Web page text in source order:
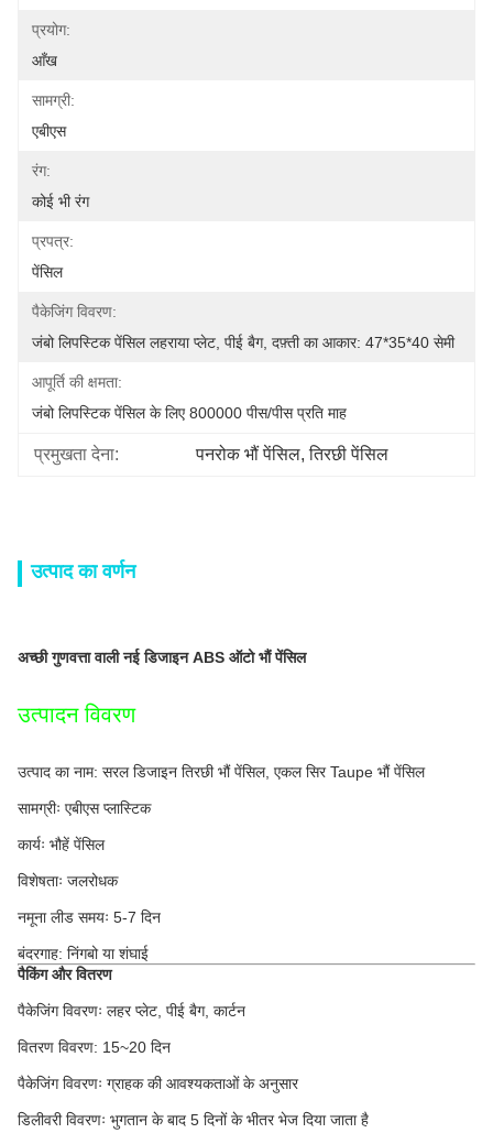
प्रयोग:
आँख
सामग्री:
एबीएस
रंग:
कोई भी रंग
प्रपत्र:
पेंसिल
पैकेजिंग विवरण:
जंबो लिपस्टिक पेंसिल लहराया प्लेट, पीई बैग, दफ़्ती का आकार: 47*35*40 सेमी
आपूर्ति की क्षमता:
जंबो लिपस्टिक पेंसिल के लिए 800000 पीस/पीस प्रति माह
प्रमुखता देना: पनरोक भौं पेंसिल, तिरछी पेंसिल
उत्पाद का वर्णन
अच्छी गुणवत्ता वाली नई डिजाइन ABS ऑटो भौं पेंसिल
उत्पादन विवरण
उत्पाद का नाम: सरल डिजाइन तिरछी भौं पेंसिल, एकल सिर Taupe भौं पेंसिल
सामग्रीः एबीएस प्लास्टिक
कार्यः भौहें पेंसिल
विशेषताः जलरोधक
नमूना लीड समयः 5-7 दिन
बंदरगाह: निंगबो या शंघाई
पैकिंग और वितरण
पैकेजिंग विवरणः लहर प्लेट, पीई बैग, कार्टन
वितरण विवरण: 15~20 दिन
पैकेजिंग विवरणः ग्राहक की आवश्यकताओं के अनुसार
डिलीवरी विवरणः भुगतान के बाद 5 दिनों के भीतर भेज दिया जाता है